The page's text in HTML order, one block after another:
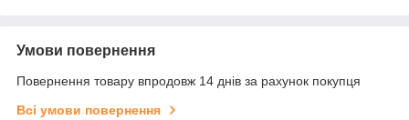
Умови повернення
Повернення товару впродовж 14 днів за рахунок покупця
Всі умови повернення